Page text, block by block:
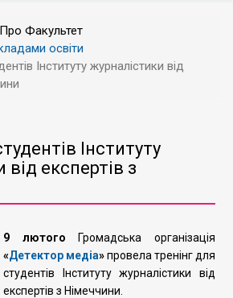
Про Факультет
освіти
Інституту журналістики від
Інституту
від експертів з
9 лютого Громадська організація
«Детектор медіа»провела тренінг для
студентів Інституту журналістики від
експертів з Німеччини.